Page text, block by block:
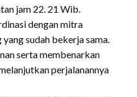
jam 22. 21 Wib.
dengan mitra
sudah bekerja sama.
serta membenarkan
perjalanannya